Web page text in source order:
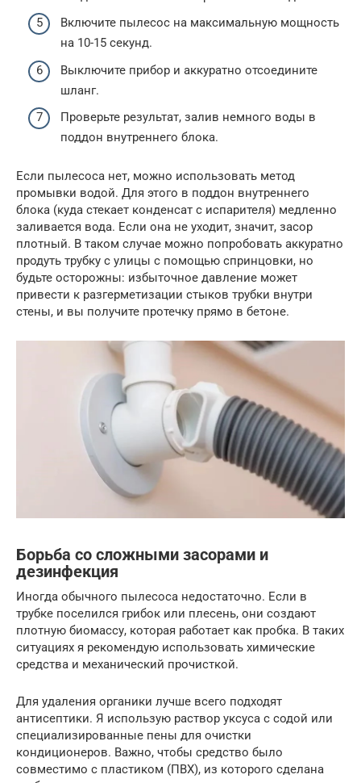
Включите пылесос на максимальную мощность
на 10-15 секунд.
Выключите прибор и аккуратно отсоедините
шланг.
Проверьте результат, залив немного воды в
поддон внутреннего блока.
Если пылесоса нет, можно использовать метод
промывки водой. Для этого в поддон внутреннего
блока (куда стекает конденсат с испарителя) медленно
заливается вода. Если она не уходит, значит, засор
плотный. В таком случае можно попробовать аккуратно
продуть трубку с улицы с помощью спринцовки, но
будьте осторожны: избыточное давление может
привести к разгерметизации стыков трубки внутри
стены, и вы получите протечку прямо в бетоне.
Борьба со сложными засорами и
дезинфекция
Иногда обычного пылесоса недостаточно. Если в
трубке поселился грибок или плесень, они создают
плотную биомассу, которая работает как пробка. В таких
ситуациях я рекомендую использовать химические
средства и механический прочисткой.
Для удаления органики лучше всего подходят
антисептики. Я использую раствор уксуса с содой или
специализированные пены для очистки
кондиционеров. Важно, чтобы средство было
совместимо с пластиком (ПВХ), из которого сделана